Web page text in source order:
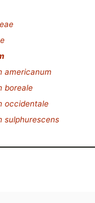
americanum
boreale
occidentale
sulphurescens